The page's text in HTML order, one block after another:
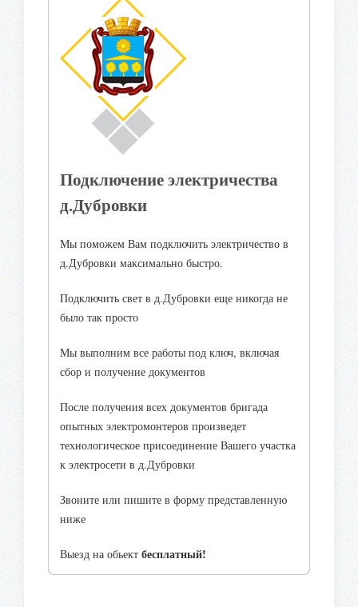
Подключение электричества
д.Дубровки
Мы поможем Вам подключить электричество в
д.Дубровки максимально быстро.
Подключить свет в д.Дубровки еще никогда не
было так просто
Мы выполним все работы под ключ, включая
сбор и получение документов
После получения всех документов бригада
опытных электромонтеров произведет
технологическое присоединение Вашего участка
к электросети в д.Дубровки
Звоните или пишите в форму представленную
ниже
Выезд на обьект бесплатный!